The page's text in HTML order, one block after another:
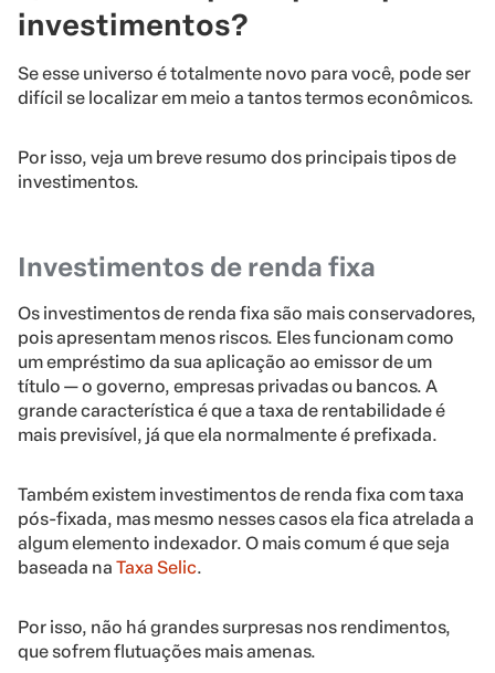
investimentos?
Se esse universo é totalmente novo para você, pode ser
difícil se localizar em meio a tantos termos econômicos.
Por isso, veja um breve resumo dos principais tipos de
investimentos.
Investimentos de renda fixa
Os investimentos de renda fixa são mais conservadores,
pois apresentam menos riscos. Eles funcionam como
um empréstimo da sua aplicação ao emissor de um
título — o governo, empresas privadas ou bancos. A
grande característica é que a taxa de rentabilidade é
mais previsível, já que ela normalmente é prefixada.
Também existem investimentos de renda fixa com taxa
pós-fixada, mas mesmo nesses casos ela fica atrelada a
algum elemento indexador. O mais comum é que seja
baseada na Taxa Selic.
Por isso, não há grandes surpresas nos rendimentos,
que sofrem flutuações mais amenas.